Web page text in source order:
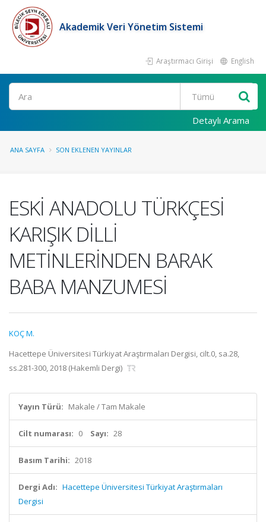
Akademik Veri Yönetim Sistemi
Araştırmacı Girişi English
Ara
Detaylı Arama
ANA SAYFA SON EKLENEN YAYINLAR
ESKİ ANADOLU TÜRKÇESİ
KARIŞIK DİLLİ
METİNLERİNDEN BARAK
BABA MANZUMESİ
KOÇ M.
Hacettepe Üniversitesi Türkiyat Araştırmaları Dergisi, cilt.0, sa.28,
ss.281-300, 2018 (Hakemli Dergi)
Yayın Türü: Makale / Tam Makale
Cilt numarası: 0 Sayı: 28
Basım Tarihi: 2018
Dergi Adı: Hacettepe Üniversitesi Türkiyat Araştırmaları
Dergisi